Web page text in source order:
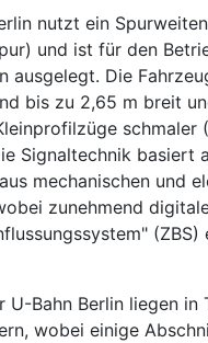
nutzt ein
und ist für den
ausgelegt. Die
bis zu 2,65 m breit
schmaler
Signaltechnik basiert
mechanischen und
zunehmend
(ZBS)
U-Bahn Berlin liegen in
wobei einige